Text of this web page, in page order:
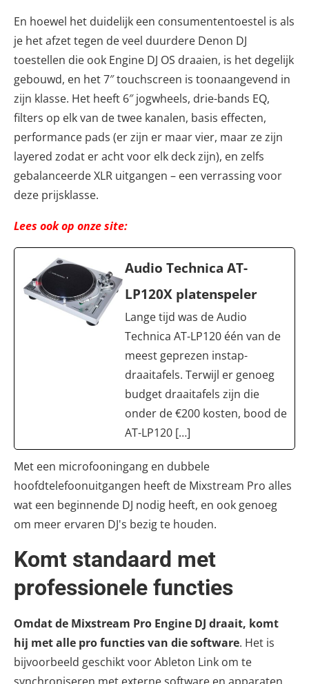
En hoewel het duidelijk een consumententoestel is als
je het afzet tegen de veel duurdere Denon DJ
toestellen die ook Engine DJ OS draaien, is het degelijk
gebouwd, en het 7″ touchscreen is toonaangevend in
zijn klasse. Het heeft 6″ jogwheels, drie-bands EQ,
filters op elk van de twee kanalen, basis effecten,
performance pads (er zijn er maar vier, maar ze zijn
layered zodat er acht voor elk deck zijn), en zelfs
gebalanceerde XLR uitgangen – een verrassing voor
deze prijsklasse.
Lees ook op onze site:
Audio Technica AT-
LP120X platenspeler
Lange tijd was de Audio
Technica AT-LP120 één van de
meest geprezen instap-
draaitafels. Terwijl er genoeg
budget draaitafels zijn die
onder de €200 kosten, bood de
AT-LP120 […]
Met een microfooningang en dubbele
hoofdtelefoonuitgangen heeft de Mixstream Pro alles
wat een beginnende DJ nodig heeft, en ook genoeg
om meer ervaren DJ's bezig te houden.
Komt standaard met
professionele functies
Omdat de Mixstream Pro Engine DJ draait, komt
hij met alle pro functies van die software. Het is
bijvoorbeeld geschikt voor Ableton Link om te